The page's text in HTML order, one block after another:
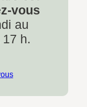
vous
au
h.